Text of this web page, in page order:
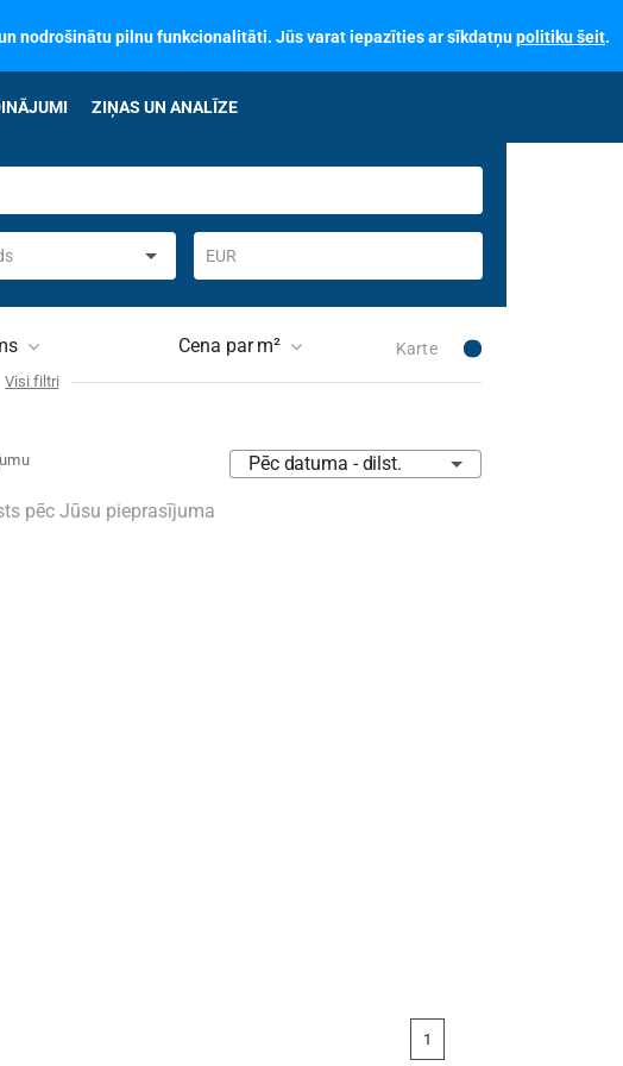
nodrošinātu pilnu funkcionalitāti. Jūs varat iepazīties ar sīkdatņupolitiku šeit.
ZIŅAS UN ANALĪZE
EUR
Cena par m² Karte
Nav izvēlēts
Visi filtri
Pēc datuma - dilst.
pēc Jūsu pieprasījuma
You're
on
1